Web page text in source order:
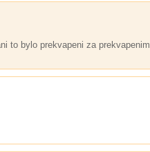
to bylo prekvapeni za prekvapenim